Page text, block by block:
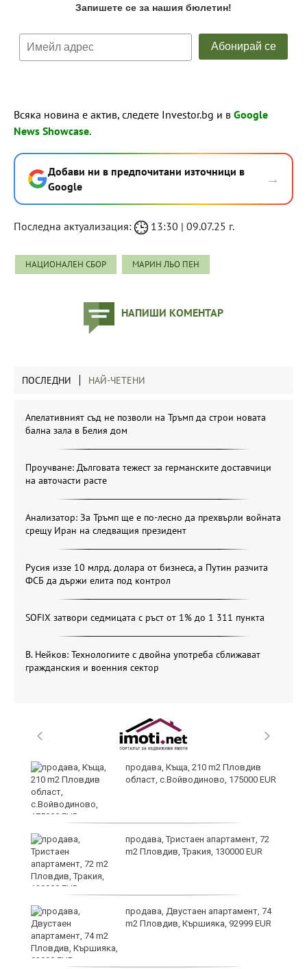
Всяка новина е актив, следете Investor.bg и в Google
News Showcase.
Добави ни в предпочитани източници в
Google
→
Последна актуализация: 13:30 | 09.07.25 г.
НАЦИОНАЛЕН СБОР МАРИН ЛЬО ПЕН
НАПИШИ КОМЕНТАР
ПОСЛЕДНИ НАЙ-ЧЕТЕНИ
Апелативният съд не позволи на Тръмп да строи новата
бална зала в Белия дом
Проучване: Дълговата тежест за германските доставчици
на авточасти расте
Анализатор: За Тръмп ще е по-лесно да прехвърли войната
срещу Иран на следващия президент
Русия иззе 10 млрд. долара от бизнеса, а Путин разчита
ФСБ да държи елита под контрол
SOFIX затвори седмицата с ръст от 1% до 1 311 пункта
В. Нейков: Технологиите с двойна употреба сближават
гражданския и военния сектор
продава, Къща, 210 m2 Пловдив
област, с.Войводиново, 175000 EUR
продава, Тристаен апартамент, 72
m2 Пловдив, Тракия, 130000 EUR
продава, Двустаен апартамент, 74
m2 Пловдив, Кършияка, 92999 EUR